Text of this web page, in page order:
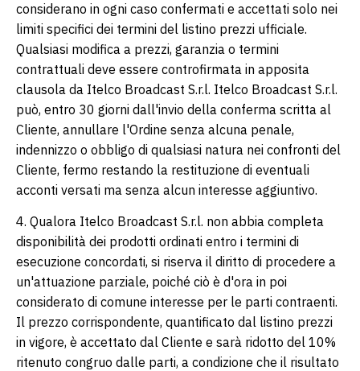
considerano in ogni caso confermati e accettati solo nei
limiti specifici dei termini del listino prezzi ufficiale.
Qualsiasi modifica a prezzi, garanzia o termini
contrattuali deve essere controfirmata in apposita
clausola da Itelco Broadcast S.r.l. Itelco Broadcast S.r.l.
può, entro 30 giorni dall'invio della conferma scritta al
Cliente, annullare l'Ordine senza alcuna penale,
indennizzo o obbligo di qualsiasi natura nei confronti del
Cliente, fermo restando la restituzione di eventuali
acconti versati ma senza alcun interesse aggiuntivo.
4. Qualora Itelco Broadcast S.r.l. non abbia completa
disponibilità dei prodotti ordinati entro i termini di
esecuzione concordati, si riserva il diritto di procedere a
un'attuazione parziale, poiché ciò è d'ora in poi
considerato di comune interesse per le parti contraenti.
Il prezzo corrispondente, quantificato dal listino prezzi
in vigore, è accettato dal Cliente e sarà ridotto del 10%
ritenuto congruo dalle parti, a condizione che il risultato